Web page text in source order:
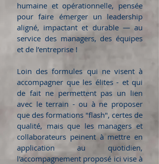
humaine et opérationnelle, pensée
pour faire émerger un leadership
aligné, impactant et durable — au
service des managers, des équipes
et de l’entreprise !
Loin des formules qui ne visent à
accompagner que les élites - et qui
de fait ne permettent pas un lien
avec le terrain - ou à ne proposer
que des formations "flash", certes de
qualité, mais que les managers et
collaborateurs peinent à mettre en
application au quotidien,
l'accompagnement proposé ici vise à